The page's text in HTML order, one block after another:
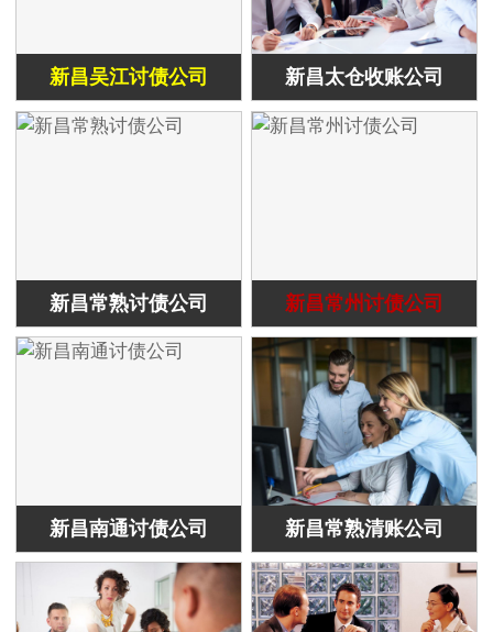
新昌吴江讨债公司 新昌太仓收账公司
新昌常熟讨债公司 新昌常州讨债公司
新昌南通讨债公司 新昌常熟清账公司